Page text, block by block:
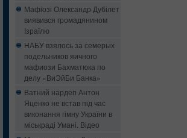
Мафіозі Олександр Дубілет
виявився громадянином
Ізраїлю
НАБУ взялось за семерых
подельников яичного
мафиози Бахматюка по
делу «ВиЭйБи Банка»
Ватний нардеп Антон
Яценко не встав під час
виконання гімну України в
міськраді Умані. Відео